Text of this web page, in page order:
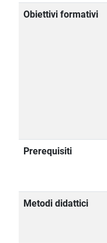
Obiettivi formativi
Prerequisiti
Metodi didattici